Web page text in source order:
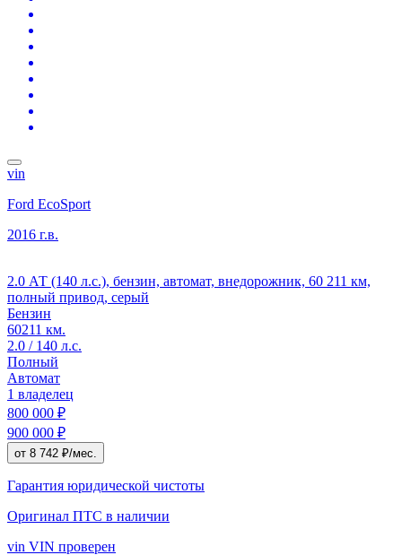
vin
Ford EcoSport
2016 г.в.
2.0 АТ (140 л.с.), бензин, автомат, внедорожник, 60 211 км,
полный привод, серый
Бензин
60211 км.
2.0 / 140 л.с.
Полный
Автомат
1 владелец
800 000 ₽
900 000 ₽
от 8 742 ₽/мес.
Гарантия юридической чистоты
Оригинал ПТС в наличии
vin VIN проверен